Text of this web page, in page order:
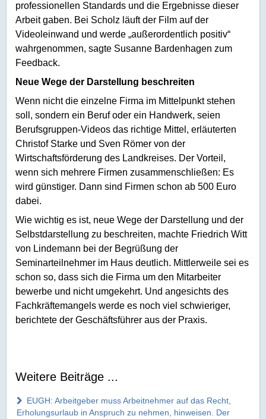
professionellen Standards und die Ergebnisse dieser
Arbeit gaben. Bei Scholz läuft der Film auf der
Videoleinwand und werde „außerordentlich positiv“
wahrgenommen, sagte Susanne Bardenhagen zum
Feedback.
Neue Wege der Darstellung beschreiten
Wenn nicht die einzelne Firma im Mittelpunkt stehen
soll, sondern ein Beruf oder ein Handwerk, seien
Berufsgruppen-Videos das richtige Mittel, erläuterten
Christof Starke und Sven Römer von der
Wirtschaftsförderung des Landkreises. Der Vorteil,
wenn sich mehrere Firmen zusammenschließen: Es
wird günstiger. Dann sind Firmen schon ab 500 Euro
dabei.
Wie wichtig es ist, neue Wege der Darstellung und der
Selbstdarstellung zu beschreiten, machte Friedrich Witt
von Lindemann bei der Begrüßung der
Seminarteilnehmer im Haus deutlich. Mittlerweile sei es
schon so, dass sich die Firma um den Mitarbeiter
bewerbe und nicht umgekehrt. Und angesichts des
Fachkräftemangels werde es noch viel schwieriger,
berichtete der Geschäftsführer aus der Praxis.
Weitere Beiträge ...
EUGH: Arbeitgeber muss Arbeitnehmer auf das Recht,
Erholungsurlaub in Anspruch zu nehmen, hinweisen. Der